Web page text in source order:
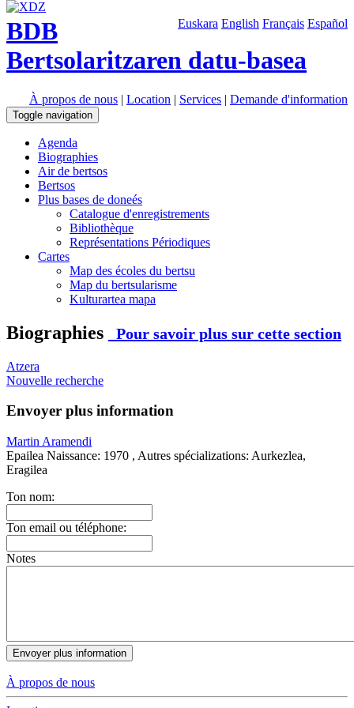
Euskara English Français Español
BDB
Bertsolaritzaren datu-basea
À propos de nous | Location | Services | Demande d'information
Toggle navigation
Agenda
Biographies
Air de bertsos
Bertsos
Plus bases de doneés
Catalogue d'enregistrements
Bibliothèque
Représentations Périodiques
Cartes
Map des écoles du bertsu
Map du bertsularisme
Kulturartea mapa
Biographies Pour savoir plus sur cette section
Atzera
Nouvelle recherche
Envoyer plus information
Martin Aramendi
Epailea Naissance: 1970 , Autres spécializations: Aurkezlea,
Eragilea
Ton nom:
Ton email ou téléphone:
Notes
À propos de nous